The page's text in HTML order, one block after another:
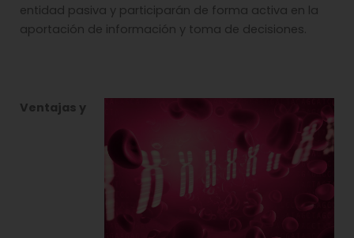
entidad pasiva y participarán de forma activa en la
aportación de información y toma de decisiones.
Ventajas y